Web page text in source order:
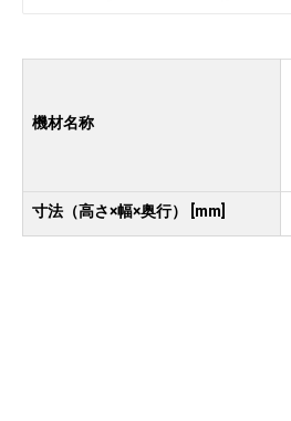
機材名称
寸法（高さ×幅×奥行） [mm]